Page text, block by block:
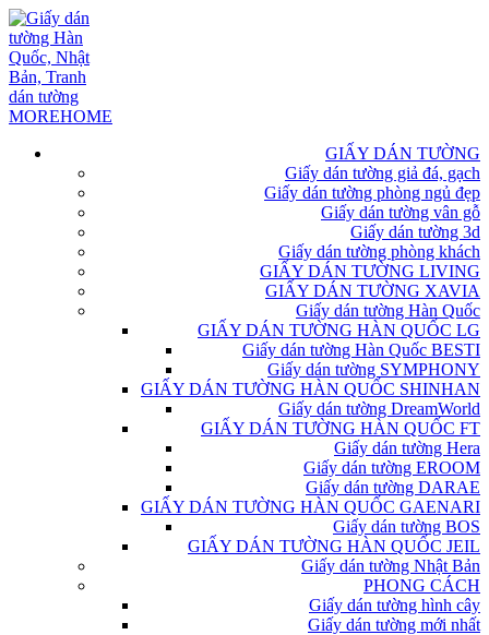
GIẤY DÁN TƯỜNG
Giấy dán tường giả đá, gạch
Giấy dán tường phòng ngủ đẹp
Giấy dán tường vân gỗ
Giấy dán tường 3d
Giấy dán tường phòng khách
GIẤY DÁN TƯỜNG LIVING
GIẤY DÁN TƯỜNG XAVIA
Giấy dán tường Hàn Quốc
GIẤY DÁN TƯỜNG HÀN QUỐC LG
Giấy dán tường Hàn Quốc BESTI
Giấy dán tường SYMPHONY
GIẤY DÁN TƯỜNG HÀN QUỐC SHINHAN
Giấy dán tường DreamWorld
GIẤY DÁN TƯỜNG HÀN QUỐC FT
Giấy dán tường Hera
Giấy dán tường EROOM
Giấy dán tường DARAE
GIẤY DÁN TƯỜNG HÀN QUỐC GAENARI
Giấy dán tường BOS
GIẤY DÁN TƯỜNG HÀN QUỐC JEIL
Giấy dán tường Nhật Bản
PHONG CÁCH
Giấy dán tường hình cây
Giấy dán tường mới nhất